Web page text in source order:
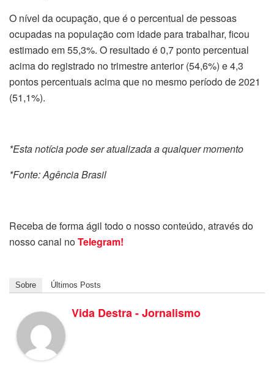
O nível da ocupação, que é o percentual de pessoas
ocupadas na população com idade para trabalhar, ficou
estimado em 55,3%. O resultado é 0,7 ponto percentual
acima do registrado no trimestre anterior (54,6%) e 4,3
pontos percentuais acima que no mesmo período de 2021
(51,1%).
*Esta notícia pode ser atualizada a qualquer momento
*Fonte: Agência Brasil
Receba de forma ágil todo o nosso conteúdo, através do
nosso canal noTelegram!
Sobre Últimos Posts
Vida Destra - Jornalismo